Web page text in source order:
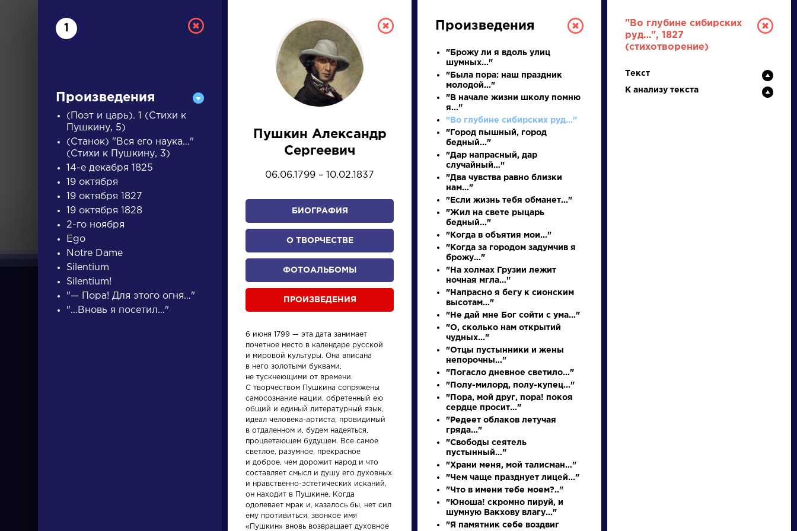
РУССКАЯ ЛИТЕРАТУРА
ДЛЯ ПРЕЗЕНТАЦИЙ, УРОКОВ И ЕГЭ
З С Т У Ф Х Ц
произведения персонажи
Произведения
На птичку
Произведения
Ода на день
восшествия на
Произведения
Вечернее
размышление
1
Произведения
(Поэт и царь). 1 (Стихи к
Пушкину, 5)
(Станок) "Вся его наука…"
(Стихи к Пушкину, 3)
14-е декабря 1825
19 октября
19 октября 1827
19 октября 1828
2-го ноября
Ego
Notre Dame
Silentium
Silentium!
"— Пора! Для этого огня…"
"…Вновь я посетил…"
Пушкин Александр
Сергеевич
06.06.1799 – 10.02.1837
БИОГРАФИЯ
О ТВОРЧЕСТВЕ
ФОТОАЛЬБОМЫ
ПРОИЗВЕДЕНИЯ
6 июня 1799 — эта дата занимает
почетное место в календаре русской
и мировой культуры. Она вписана
в него золотыми буквами,
не тускнеющими от времени.
С творчеством Пушкина сопряжены
самосознание нации, обретенный ею
общий и единый литературный язык,
идеал человека-артиста, провидимый
в отдаленном и, будем надеяться,
процветающем будущем. Все самое
светлое, разумное, прекрасное
и доброе, чем дорожит народ и что
составляет смысл и душу его духовных
и нравственно-эстетических исканий,
он находит в Пушкине. Когда
одолевает мрак и, казалось бы, нет сил
ему противиться, звонкое имя
«Пушкин» вновь возвращает духовное
Произведения
"Брожу ли я вдоль улиц
шумных..."
"Была пора: наш праздник
молодой..."
"В начале жизни школу помню
я..."
"Во глубине сибирских руд…"
"Город пышный, город
бедный..."
"Дар напрасный, дар
случайный…"
"Два чувства равно близки
нам…"
"Если жизнь тебя обманет..."
"Жил на свете рыцарь
бедный..."
"Когда в объятия мои..."
"Когда за городом задумчив я
брожу…"
"На холмах Грузии лежит
ночная мгла…"
"Напрасно я бегу к сионским
высотам…"
"Не дай мне Бог сойти с ума..."
"О, сколько нам открытий
чудных..."
"Отцы пустынники и жены
непорочны…"
"Погасло дневное светило..."
"Полу-милорд, полу-купец..."
"Пора, мой друг, пора! покоя
сердце просит..."
"Редеет облаков летучая
гряда..."
"Свободы сеятель
пустынный…"
"Храни меня, мой талисман…"
"Чем чаще празднует лицей..."
"Что в имени тебе моем?.."
"Юноша! скромно пируй, и
шумную Вакхову влагу..."
"Я памятник себе воздвиг
"Во глубине сибирских
руд…", 1827
(стихотворение)
Текст
К анализу текста